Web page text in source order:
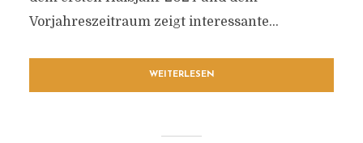
Vorjahreszeitraum zeigt interessante...
WEITERLESEN